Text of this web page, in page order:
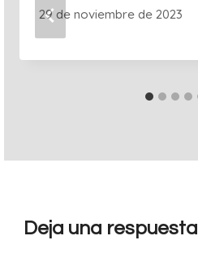
29 de noviembre de 2023
Deja una respuesta